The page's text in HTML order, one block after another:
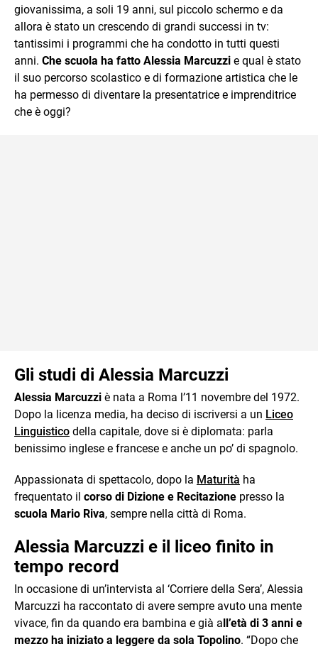
giovanissima, a soli 19 anni, sul piccolo schermo e da
allora è stato un crescendo di grandi successi in tv:
tantissimi i programmi che ha condotto in tutti questi
anni. Che scuola ha fatto Alessia Marcuzzi e qual è stato
il suo percorso scolastico e di formazione artistica che le
ha permesso di diventare la presentatrice e imprenditrice
che è oggi?
Gli studi di Alessia Marcuzzi
Alessia Marcuzzi è nata a Roma l’11 novembre del 1972.
Dopo la licenza media, ha deciso di iscriversi a un Liceo
Linguistico della capitale, dove si è diplomata: parla
benissimo inglese e francese e anche un po’ di spagnolo.
Appassionata di spettacolo, dopo la Maturità ha
frequentato il corso di Dizione e Recitazione presso la
scuola Mario Riva, sempre nella città di Roma.
Alessia Marcuzzi e il liceo finito in
tempo record
In occasione di un’intervista al ‘Corriere della Sera’, Alessia
Marcuzzi ha raccontato di avere sempre avuto una mente
vivace, fin da quando era bambina e già all’età di 3 anni e
mezzo ha iniziato a leggere da sola Topolino. “Dopo che